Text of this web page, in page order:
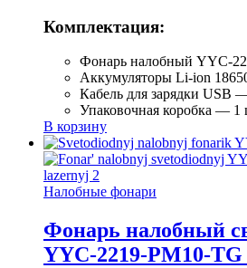
Комплектация:
Фонарь налобный YYC-
Аккумуляторы Li-ion
Кабель для зарядки USB
Упаковочная коробка — 1
В корзину
Налобные фонари
Фонарь налобный
YYC-2219-PM10-